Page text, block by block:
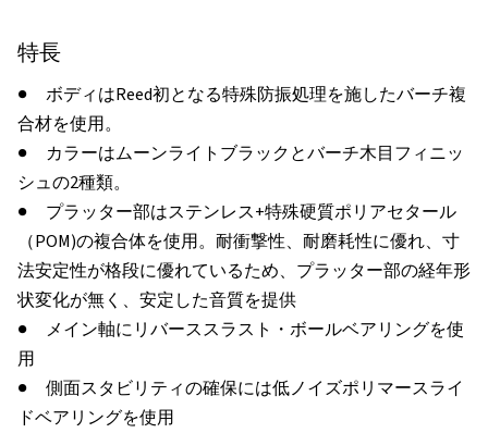
特長
● ボディはReed初となる特殊防振処理を施したバーチ複
合材を使用。
● カラーはムーンライトブラックとバーチ木目フィニッ
シュの2種類。
● プラッター部はステンレス+特殊硬質ポリアセタール
（POM)の複合体を使用。耐衝撃性、耐磨耗性に優れ、寸
法安定性が格段に優れているため、プラッター部の経年形
状変化が無く、安定した音質を提供
● メイン軸にリバーススラスト・ボールベアリングを使
用
● 側面スタビリティの確保には低ノイズポリマースライ
ドベアリングを使用